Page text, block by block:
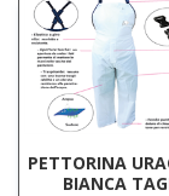
PETTORINA
BIANCA